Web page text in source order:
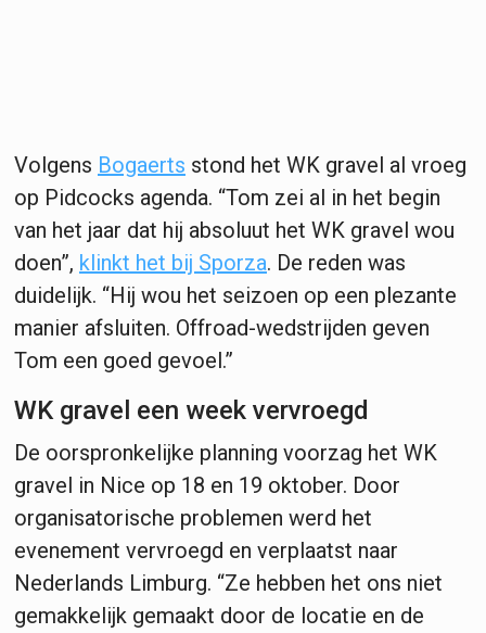
Volgens Bogaerts stond het WK gravel al vroeg
op Pidcocks agenda. “Tom zei al in het begin
van het jaar dat hij absoluut het WK gravel wou
doen”, klinkt het bij Sporza. De reden was
duidelijk. “Hij wou het seizoen op een plezante
manier afsluiten. Offroad-wedstrijden geven
Tom een goed gevoel.”
WK gravel een week vervroegd
De oorspronkelijke planning voorzag het WK
gravel in Nice op 18 en 19 oktober. Door
organisatorische problemen werd het
evenement vervroegd en verplaatst naar
Nederlands Limburg. “Ze hebben het ons niet
gemakkelijk gemaakt door de locatie en de